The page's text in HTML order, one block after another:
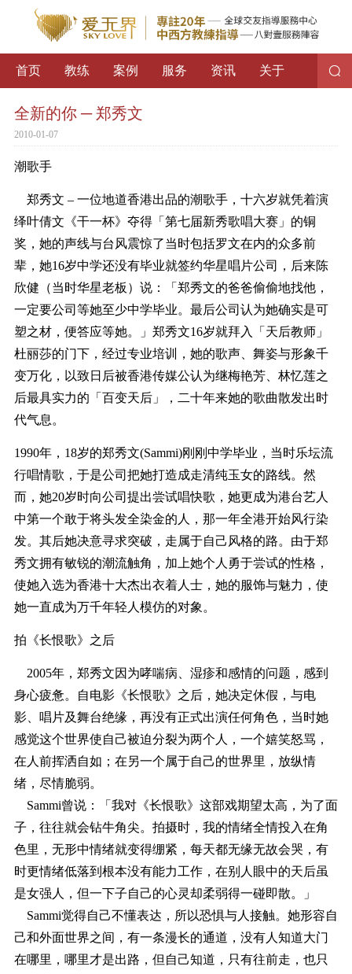
首页 教练 案例 服务 资讯 关于
全新的你 ─ 郑秀文
2010-01-07
潮歌手
郑秀文 – 一位地道香港出品的潮歌手，十六岁就凭着演
绎叶倩文《干一杯》夺得「第七届新秀歌唱大赛」的铜
奖，她的声线与台风震惊了当时包括罗文在内的众多前
辈，她16岁中学还没有毕业就签约华星唱片公司，后来陈
欣健（当时华星老板）说：「郑秀文的爸爸偷偷地找他，
一定要公司等她至少中学毕业。最后公司认为她确实是可
塑之材，便答应等她。」郑秀文16岁就拜入「天后教师」
杜丽莎的门下，经过专业培训，她的歌声、舞姿与形象千
变万化，以致日后被香港传媒公认为继梅艳芳、林忆莲之
后最具实力的「百变天后」，二十年来她的歌曲散发出时
代气息。
1990年，18岁的郑秀文(Sammi)刚刚中学毕业，当时乐坛流
行唱情歌，于是公司把她打造成走清纯玉女的路线。然
而，她20岁时向公司提出尝试唱快歌，她更成为港台艺人
中第一个敢于将头发全染金的人，那一年全港开始风行染
发。其后她决意寻求突破，走属于自己风格的路。由于郑
秀文拥有敏锐的潮流触角，加上她个人勇于尝试的性格，
使她入选为香港十大杰出衣着人士，她的服饰与魅力，使
她一直成为万千年轻人模仿的对象。
拍《长恨歌》之后
2005年，郑秀文因为哮喘病、湿疹和感情的问题，感到
身心疲惫。自电影《长恨歌》之后，她决定休假，与电
影、唱片及舞台绝缘，再没有正式出演任何角色，当时她
感觉这个世界使自己被迫分裂为两个人，一个嬉笑怒骂，
在人前挥洒自如；在另一个属于自己的世界里，放纵情
绪，尽情脆弱。
Sammi曾说：「我对《长恨歌》这部戏期望太高，为了面
子，往往就会钻牛角尖。拍摄时，我的情绪全情投入在角
色里，无形中情绪就变得绷紧，每天都无缘无故会哭，有
时更情绪低落到根本没有能力工作，在别人眼中的天后虽
是女强人，但一下子自己的心灵却柔弱得一碰即散。」
Sammi觉得自己不懂表达，所以恐惧与人接触。她形容自
己和外面世界之间，有一条漫长的通道，没有人知道大门
在哪里，哪里才是出路，但自己知道，只有往前走，也只